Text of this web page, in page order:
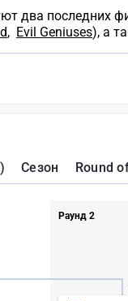
два последних
, Evil Geniuses), а
Сезон Round
Раунд 2